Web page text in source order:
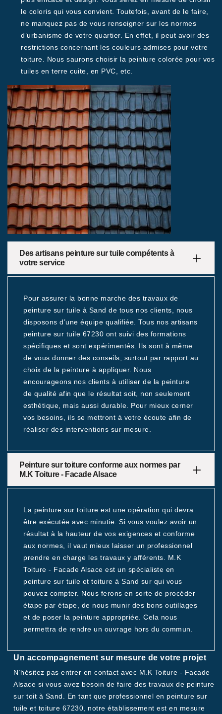
le coloris qui vous convient. Toutefois, avant de le faire,
ne manquez pas de vous renseigner sur les normes
d’urbanisme de votre quartier. En effet, il peut avoir des
restrictions concernant les couleurs admises pour votre
toiture. Nous saurons choisir la peinture colorée pour vos
tuiles en terre cuite, en PVC, etc.
Des artisans peinture sur tuile compétents à
votre service
Pour assurer la bonne marche des travaux de
peinture sur tuile à Sand de tous nos clients, nous
disposons d’une équipe qualifiée. Tous nos artisans
peinture sur tuile 67230 ont suivi des formations
spécifiques et sont expérimentés. Ils sont à même
de vous donner des conseils, surtout par rapport au
choix de la peinture à appliquer. Nous
encourageons nos clients à utiliser de la peinture
de qualité afin que le résultat soit, non seulement
esthétique, mais aussi durable. Pour mieux cerner
vos besoins, ils se mettront à votre écoute afin de
réaliser des interventions sur mesure.
Peinture sur toiture conforme aux normes par
M.K Toiture - Facade Alsace
La peinture sur toiture est une opération qui devra
être exécutée avec minutie. Si vous voulez avoir un
résultat à la hauteur de vos exigences et conforme
aux normes, il vaut mieux laisser un professionnel
prendre en charge les travaux y afférents. M.K
Toiture - Facade Alsace est un spécialiste en
peinture sur tuile et toiture à Sand sur qui vous
pouvez compter. Nous ferons en sorte de procéder
étape par étape, de nous munir des bons outillages
et de poser la peinture appropriée. Cela nous
permettra de rendre un ouvrage hors du commun.
Un accompagnement sur mesure de votre projet
N’hésitez pas entrer en contact avec M.K Toiture - Facade
Alsace si vous avez besoin de faire des travaux de peinture
sur toit à Sand. En tant que professionnel en peinture sur
tuile et toiture 67230, notre établissement est en mesure